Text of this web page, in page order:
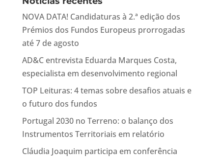
NOVA DATA! Candidaturas à 2.ª edição dos
Prémios dos Fundos Europeus prorrogadas
até 7 de agosto
AD&C entrevista Eduarda Marques Costa,
especialista em desenvolvimento regional
TOP Leituras: 4 temas sobre desafios atuais e
o futuro dos fundos
Portugal 2030 no Terreno: o balanço dos
Instrumentos Territoriais em relatório
Cláudia Joaquim participa em conferência